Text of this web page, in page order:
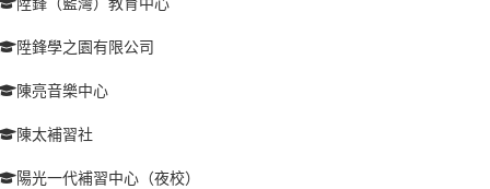
陞鋒學之園有限公司
陳亮音樂中心
陳太補習社
陽光一代補習中心（夜校）